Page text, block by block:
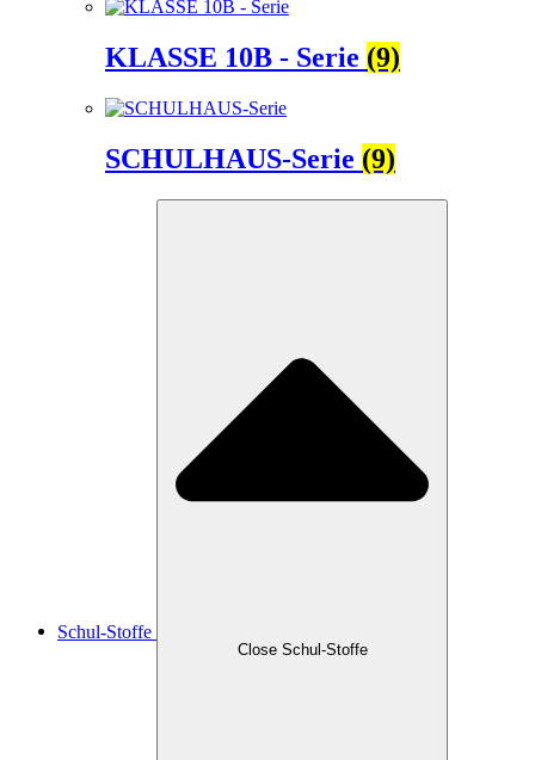
KLASSE 10B - Serie (9)
SCHULHAUS-Serie (9)
Schul-Stoffe
Close Schul-Stoffe